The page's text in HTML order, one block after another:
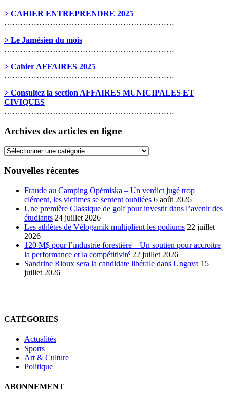
> CAHIER ENTREPRENDRE 2025
………………………………………………………
> Le Jamésien du mois
………………………………………………………
> Cahier AFFAIRES 2025
………………………………………………………
> Consultez la section AFFAIRES MUNICIPALES ET
CIVIQUES
………………………………………………………
Archives des articles en ligne
Archives
articles
Nouvelles récentes
Fraude au Camping Opémiska – Un verdict jugé trop
clément, les victimes se sentent oubliées 6 août 2026
Une première Classique de golf pour investir dans l’avenir des
étudiants 24 juillet 2026
Les athlètes de Vélogamik multiplient les podiums 22 juillet
2026
120 M$ pour l’industrie forestière – Un soutien pour accroitre
la performance et la compétitivité 22 juillet 2026
Sandrine Rioux sera la candidate libérale dans Ungava 15
juillet 2026
CATÉGORIES
Actualités
Sports
Art & Culture
Politique
ABONNEMENT